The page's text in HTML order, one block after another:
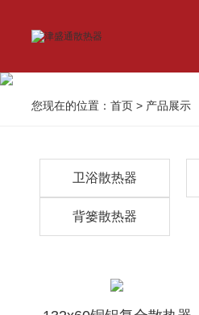
您现在的位置：首页 > 产品展示
卫浴散热器
背篓散热器